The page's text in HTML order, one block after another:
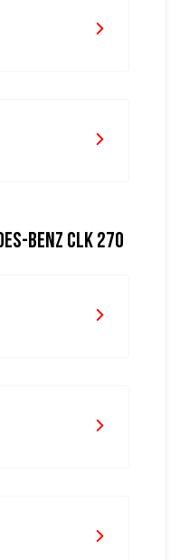
benz clk 270